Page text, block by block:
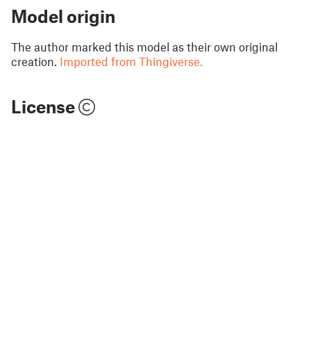
Model origin
The author marked this model as their own original
creation. Imported from Thingiverse.
License